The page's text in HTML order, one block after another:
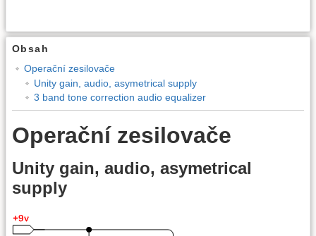
Obsah
Operační zesilovače
Unity gain, audio, asymetrical supply
3 band tone correction audio equalizer
Operační zesilovače
Unity gain, audio, asymetrical
supply